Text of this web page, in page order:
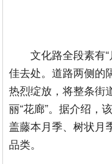
文化路全段素有
佳去处。道路两侧的
热烈绽放，将整条街
丽“花廊”。据介绍，
盖藤本月季、树状月
品类。